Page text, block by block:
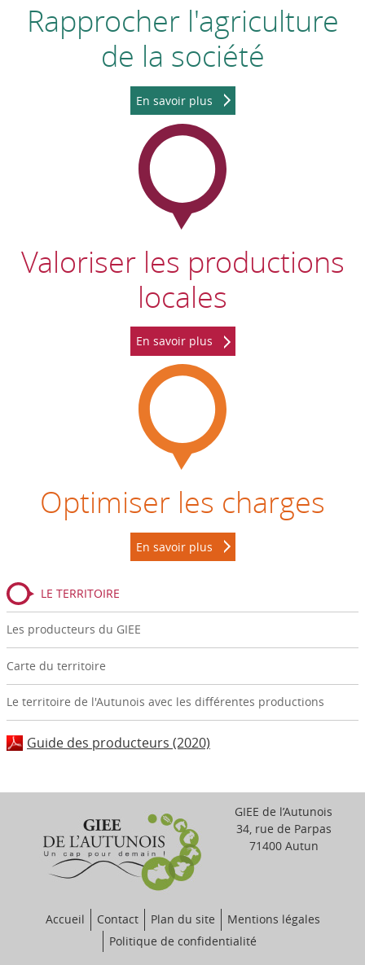
LE TERRITOIRE
Les producteurs du GIEE
Carte du territoire
Le territoire de l'Autunois avec les différentes productions
Guide des producteurs (2020)
Rapprocher l'agriculture
de la société
En savoir plus
Valoriser les productions
locales
En savoir plus
Optimiser les charges
En savoir plus
GIEE de l’Autunois
34, rue de Parpas
71400 Autun
Accueil Contact Plan du site
Mentions légales
Politique de confidentialité